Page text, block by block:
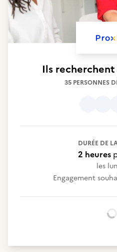
Ils recherchent
35 PERSONNES
DURÉE DE
2 heures
les
Engagement